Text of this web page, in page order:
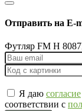
Отправить на E-
Футляр FM H
Я даю согласие
соответствии с